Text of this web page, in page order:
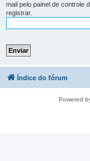
mail pelo painel de controle
registrar.
Índice do fórum
Powered